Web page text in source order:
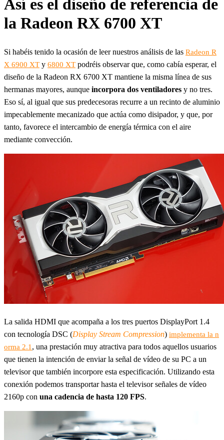
Así es el diseño de referencia de
la Radeon RX 6700 XT
Si habéis tenido la ocasión de leer nuestros análisis de las Radeon R
X 6900 XT y 6800 XT podréis observar que, como cabía esperar, el
diseño de la Radeon RX 6700 XT mantiene la misma línea de sus
hermanas mayores, aunque incorpora dos ventiladores y no tres.
Eso sí, al igual que sus predecesoras recurre a un recinto de aluminio
impecablemente mecanizado que actúa como disipador, y que, por
tanto, favorece el intercambio de energía térmica con el aire
mediante convección.
La salida HDMI que acompaña a los tres puertos DisplayPort 1.4
con tecnología DSC (Display Stream Compression) implementa la n
orma 2.1 , una prestación muy atractiva para todos aquellos usuarios
que tienen la intención de enviar la señal de vídeo de su PC a un
televisor que también incorpore esta especificación. Utilizando esta
conexión podemos transportar hasta el televisor señales de vídeo
2160p con una cadencia de hasta 120 FPS.